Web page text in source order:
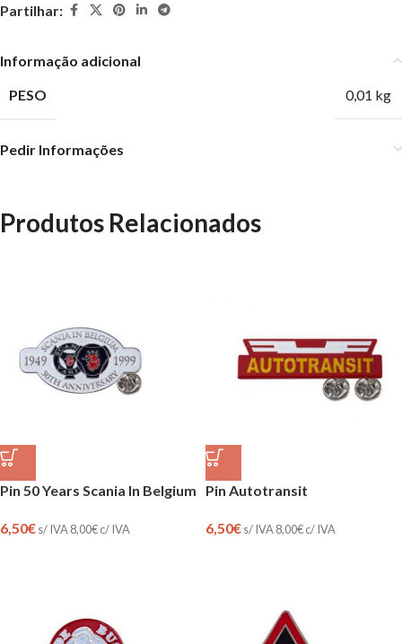
Partilhar:
Informação adicional
PESO
0,01 kg
Pedir Informações
Produtos Relacionados
Pin 50 Years Scania In Belgium
6,50€s/ IVA 8,00€c/ IVA
Pin Autotransit
6,50€s/ IVA 8,00€c/ IVA